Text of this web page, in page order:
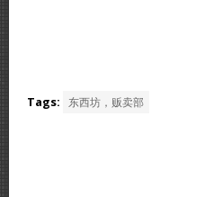
Tags: 东西坊，贩卖部